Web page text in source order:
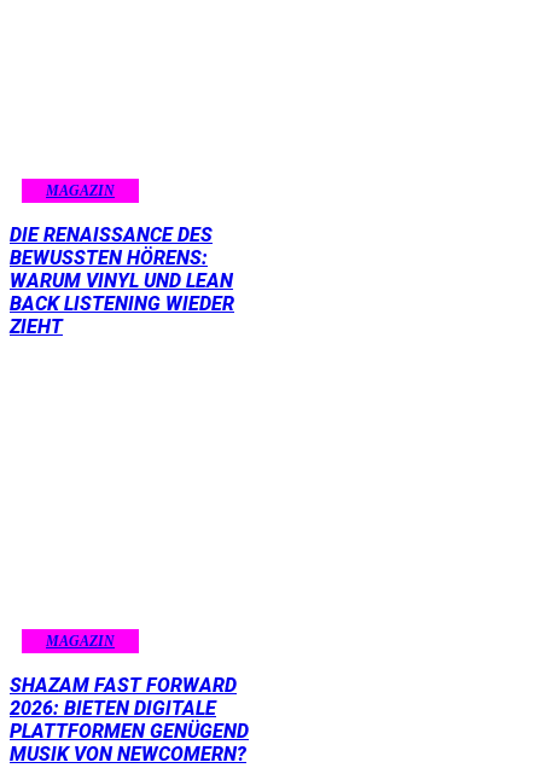
MAGAZIN
DIE RENAISSANCE DES
BEWUSSTEN HÖRENS:
WARUM VINYL UND LEAN
BACK LISTENING WIEDER
ZIEHT
MAGAZIN
SHAZAM FAST FORWARD
2026: BIETEN DIGITALE
PLATTFORMEN GENÜGEND
MUSIK VON NEWCOMERN?